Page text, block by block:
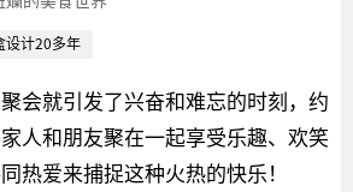
设计20多年
会就引发了兴奋和难忘的时刻，约
人和朋友聚在一起享受乐趣、欢笑
热爱来捕捉这种火热的快乐！